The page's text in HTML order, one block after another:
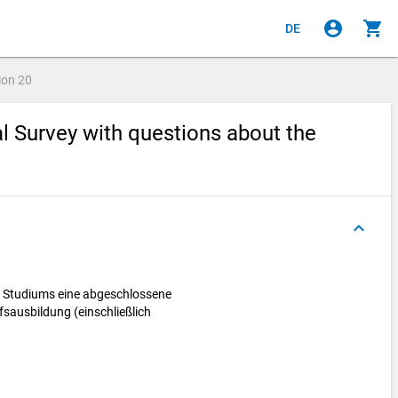
DE account_circle shopping_cart
20
Survey with questions about the
keyboard_arrow_up
eine abgeschlossene
(einschließlich